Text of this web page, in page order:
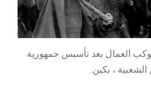
احتفل موكب العمال بعد تأسيس جمهورية
الشعبية ، بكين.